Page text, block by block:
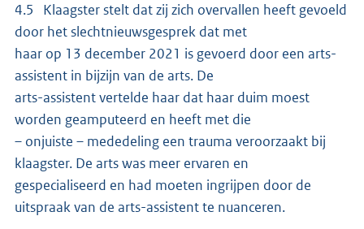
4.5 Klaagster stelt dat zij zich overvallen heeft gevoeld
door het slechtnieuwsgesprek dat met
haar op 13 december 2021 is gevoerd door een arts-
assistent in bijzijn van de arts. De
arts-assistent vertelde haar dat haar duim moest
worden geamputeerd en heeft met die
– onjuiste – mededeling een trauma veroorzaakt bij
klaagster. De arts was meer ervaren en
gespecialiseerd en had moeten ingrijpen door de
uitspraak van de arts-assistent te nuanceren.